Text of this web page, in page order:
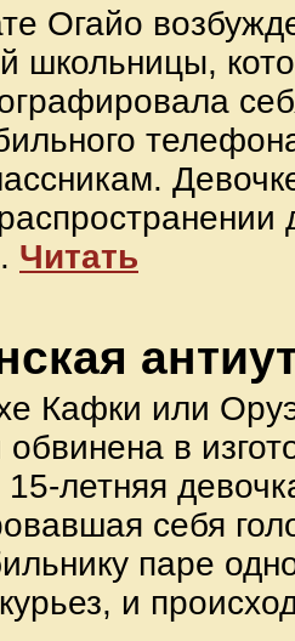
Огайо
школьницы,
Читать
Кафки или
в
летняя
себя
паре
и